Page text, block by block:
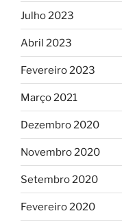
Julho 2023
Abril 2023
Fevereiro 2023
Março 2021
Dezembro 2020
Novembro 2020
Setembro 2020
Fevereiro 2020